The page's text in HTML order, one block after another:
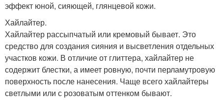
эффект юной, сияющей, глянцевой кожи.
Хайлайтер.
Хайлайтер рассыпчатый или кремовый бывает. Это
средство для создания сияния и высветления отдельных
участков кожи. В отличие от глиттера, хайлайтер не
содержит блестки, а имеет ровную, почти перламутровую
поверхность после нанесения. Чаще всего хайлайтеры
светлыми или с розоватым оттенком бывают.